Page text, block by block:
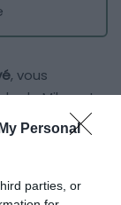
Personal
parties, or
, vous
de Milanet
depuis la